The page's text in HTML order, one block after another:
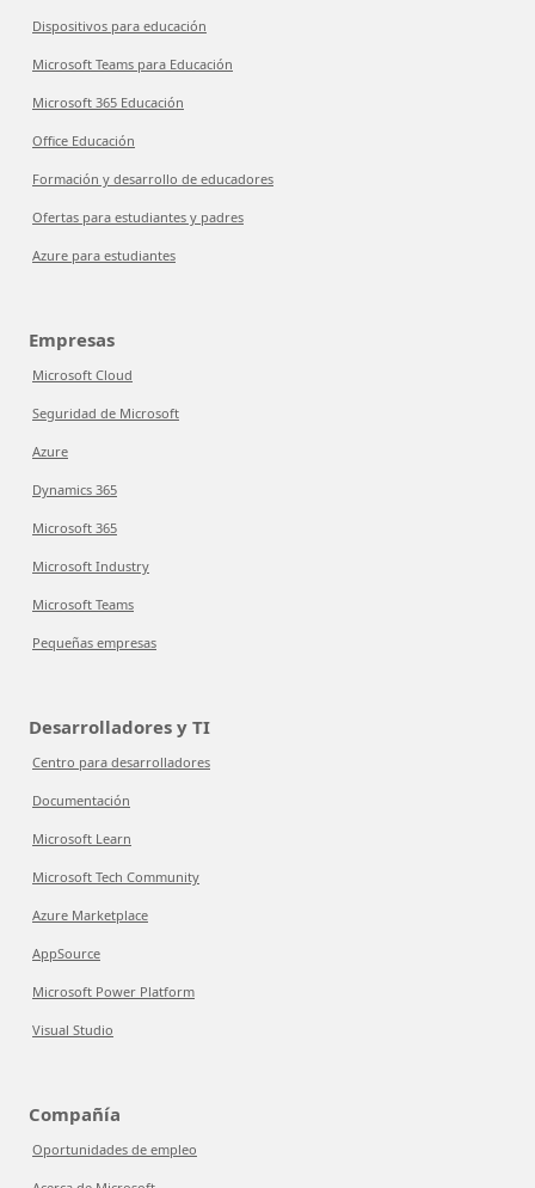
Dispositivos para educación
Microsoft Teams para Educación
Microsoft 365 Educación
Office Educación
Formación y desarrollo de educadores
Ofertas para estudiantes y padres
Azure para estudiantes
Empresas
Microsoft Cloud
Seguridad de Microsoft
Azure
Dynamics 365
Microsoft 365
Microsoft Industry
Microsoft Teams
Pequeñas empresas
Desarrolladores y TI
Centro para desarrolladores
Documentación
Microsoft Learn
Microsoft Tech Community
Azure Marketplace
AppSource
Microsoft Power Platform
Visual Studio
Compañía
Oportunidades de empleo